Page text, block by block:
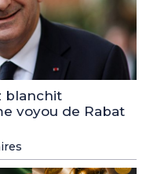
blanchit
voyou de Rabat